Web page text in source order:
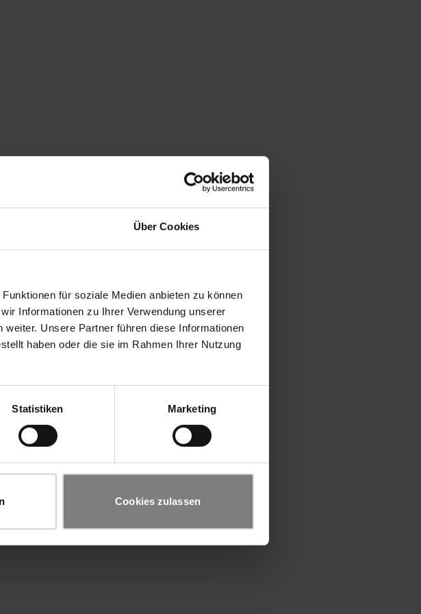
Über Cookies
für soziale Medien anbieten zu können
Informationen zu Ihrer Verwendung unserer
Unsere Partner führen diese Informationen
haben oder die sie im Rahmen Ihrer Nutzung
Statistiken Marketing
Cookies zulassen